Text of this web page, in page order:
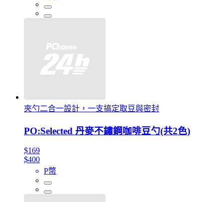
夾勺二合一設計，一支搞定取豆與密封
PO:Selected 丹麥不鏽鋼咖啡豆勺(共2色)
$169
$400
P幣